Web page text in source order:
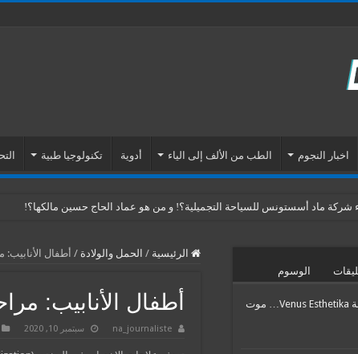
اخبار النجوم الطب من الألف إلى الياء أدوية تكنولوجيا طبية
شركة ماد أسستونس للسياحة التجميلية؟! و من هو عماد الحاج حسين مالكها؟!
الرئيسية / الحمل والولادة / أطفال الأنابيب:
أطفال الأنابيب:
na_journaliste سبتمبر 10, 2020
الوسوم
بالفيديو: بعد تعاقدها مع وكالة Venus Esthetika… موت